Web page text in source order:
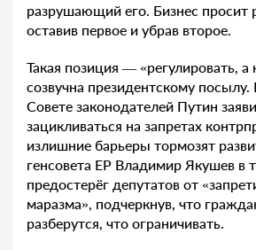
разрушающий его. Бизнес просит
оставив первое и убрав второе.
Такая позиция — «регулировать,
созвучна президентскому
Совете законодателей Путин
зацикливаться на запретах
излишние барьеры тормозят
генсовета ЕР Владимир Якушев в
предостерёг депутатов от
маразма», подчеркнув, что
разберутся, что ограничивать.